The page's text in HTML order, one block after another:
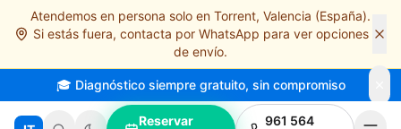
Saltar al contenido principal
Atendemos en persona solo en Torrent, Valencia (España).
Si estás fuera, contacta por WhatsApp para ver opciones
de envío.
🎓 Diagnóstico siempre gratuito, sin compromiso
Reservar
961 564